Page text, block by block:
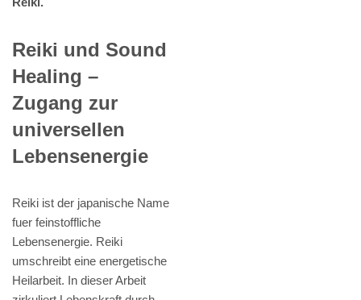
Reiki und Sound
Healing –
Zugang zur
universellen
Lebensenergie
Reiki ist der japanische Name
fuer feinstoffliche
Lebensenergie. Reiki
umschreibt eine energetische
Heilarbeit. In dieser Arbeit